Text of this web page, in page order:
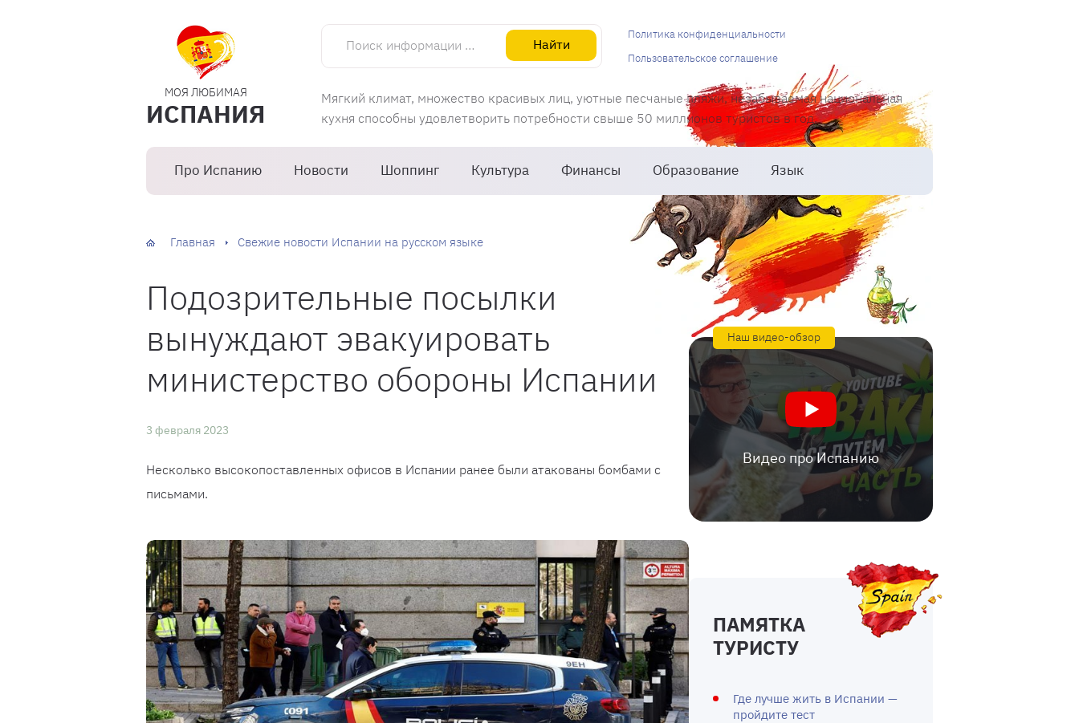
МОЯ ЛЮБИМАЯ
ИСПАНИЯ
Поиск информации об Испании
Найти
Мягкий климат, множество красивых лиц, уютные песчаные пляжи, незабываемая национальная
кухня способны удовлетворить потребности свыше 50 миллионов туристов в год.
Про Испанию Новости Шоппинг Культура Финансы Образование Язык
Политика конфиденциальности
Пользовательское соглашение
Главная Свежие новости Испании на русском языке
Подозрительные посылки
вынуждают эвакуировать
министерство обороны Испании
3 февраля 2023
Несколько высокопоставленных офисов в Испании ранее были атакованы бомбами с
письмами.
Наш видео-обзор
Видео про Испанию
ПАМЯТКА
ТУРИСТУ
Где лучше жить в Испании —
пройдите тест